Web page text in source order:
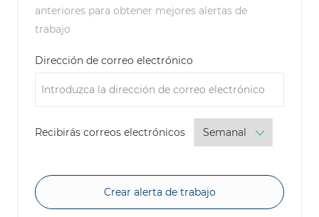
anteriores para obtener mejores alertas de
trabajo
Dirección de correo electrónico
Recibirás correos electrónicosRequired
Crear alerta de trabajo